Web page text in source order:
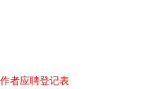
者应聘登记表